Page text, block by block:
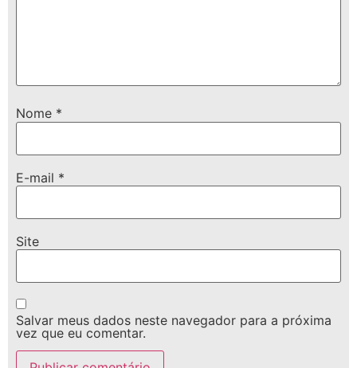
Nome *
E-mail *
Site
Salvar meus dados neste navegador para a próxima
vez que eu comentar.